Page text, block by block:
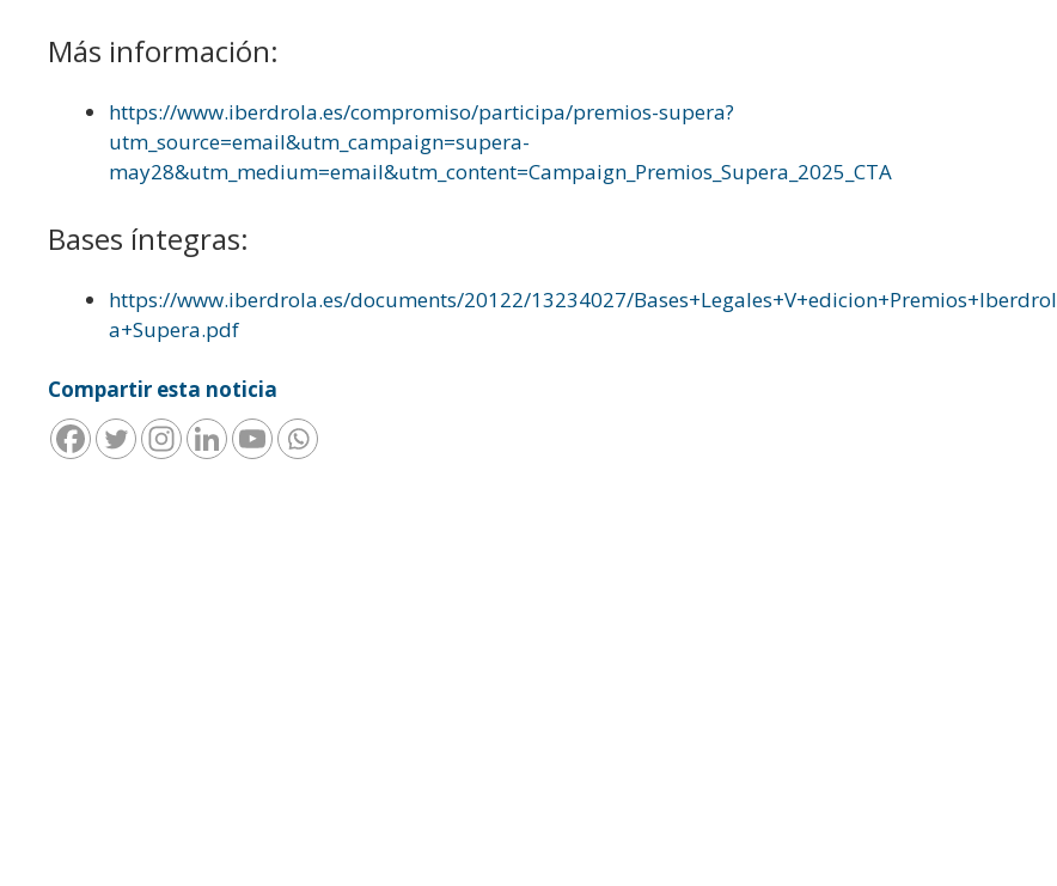
Más información:
https://www.iberdrola.es/compromiso/participa/premios-supera?
utm_source=email&utm_campaign=supera-
may28&utm_medium=email&utm_content=Campaign_Premios_Supera_2025_CTA
Bases íntegras:
https://www.iberdrola.es/documents/20122/13234027/Bases+Legales+V+edicion+Premios+Iberdrol
a+Supera.pdf
Compartir esta noticia